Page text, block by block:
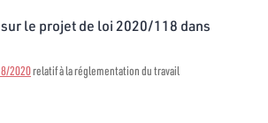
le projet de loi 2020/118 dans
2020relatif à la réglementation du travail